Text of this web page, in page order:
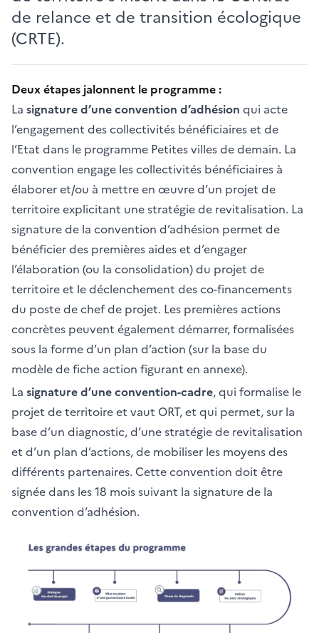
de relance et de transition écologique
(CRTE).
Deux étapes jalonnent le programme :
La signature d’une convention d’adhésion qui acte
l’engagement des collectivités bénéficiaires et de
l’Etat dans le programme Petites villes de demain. La
convention engage les collectivités bénéficiaires à
élaborer et/ou à mettre en œuvre d’un projet de
territoire explicitant une stratégie de revitalisation. La
signature de la convention d’adhésion permet de
bénéficier des premières aides et d’engager
l’élaboration (ou la consolidation) du projet de
territoire et le déclenchement des co-financements
du poste de chef de projet. Les premières actions
concrètes peuvent également démarrer, formalisées
sous la forme d’un plan d’action (sur la base du
modèle de fiche action figurant en annexe).
La signature d’une convention-cadre, qui formalise le
projet de territoire et vaut ORT, et qui permet, sur la
base d’un diagnostic, d’une stratégie de revitalisation
et d’un plan d’actions, de mobiliser les moyens des
différents partenaires. Cette convention doit être
signée dans les 18 mois suivant la signature de la
convention d’adhésion.